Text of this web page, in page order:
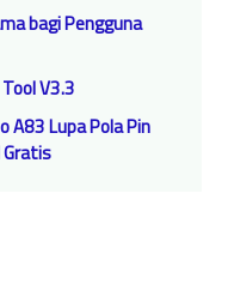
bagi Pengguna
V3.3
A83 Lupa Pola Pin
Gratis